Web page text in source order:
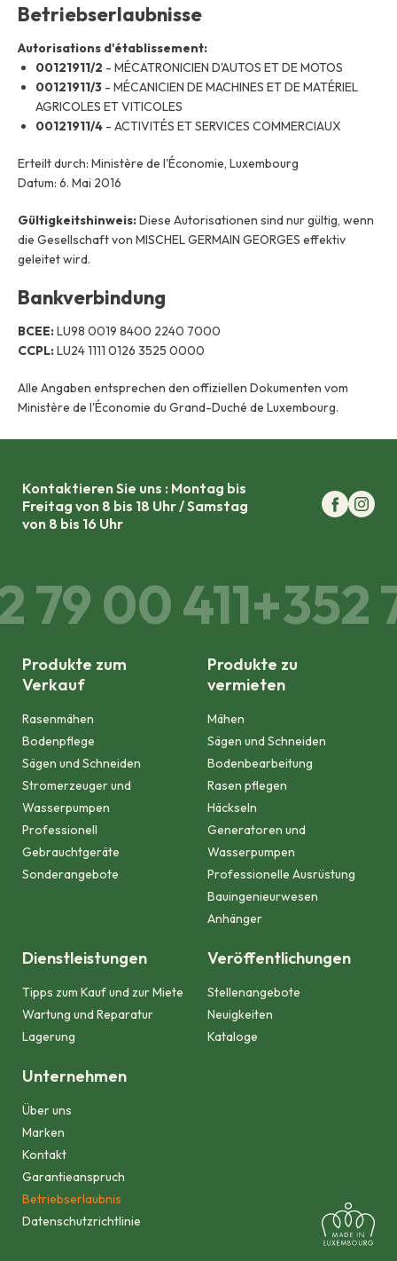
Betriebserlaubnisse
Autorisations d'établissement:
00121911/2 - MÉCATRONICIEN D'AUTOS ET DE MOTOS
00121911/3 - MÉCANICIEN DE MACHINES ET DE MATÉRIEL
AGRICOLES ET VITICOLES
00121911/4 - ACTIVITÉS ET SERVICES COMMERCIAUX
Erteilt durch: Ministère de l'Économie, Luxembourg
Datum: 6. Mai 2016
Gültigkeitshinweis:Diese Autorisationen sind nur gültig, wenn
die Gesellschaft von MISCHEL GERMAIN GEORGES effektiv
geleitet wird.
Bankverbindung
BCEE:LU98 0019 8400 2240 7000
CCPL:LU24 1111 0126 3525 0000
Alle Angaben entsprechen den offiziellen Dokumenten vom
Ministère de l'Économie du Grand-Duché de Luxembourg.
Kontaktieren Sie uns : Montag bis
Freitag von 8 bis 18 Uhr / Samstag
von 8 bis 16 Uhr
79 00 411+352
Produkte zum
Verkauf
Rasenmähen
Bodenpflege
Sägen und Schneiden
Stromerzeuger und
Wasserpumpen
Professionell
Gebrauchtgeräte
Sonderangebote
Produkte zu
vermieten
Mähen
Sägen und Schneiden
Bodenbearbeitung
Rasen pflegen
Häckseln
Generatoren und
Wasserpumpen
Professionelle Ausrüstung
Bauingenieurwesen
Anhänger
Dienstleistungen
Tipps zum Kauf und zur Miete
Wartung und Reparatur
Lagerung
Veröffentlichungen
Stellenangebote
Neuigkeiten
Kataloge
Unternehmen
Über uns
Marken
Kontakt
Garantieanspruch
Betriebserlaubnis
Datenschutzrichtlinie